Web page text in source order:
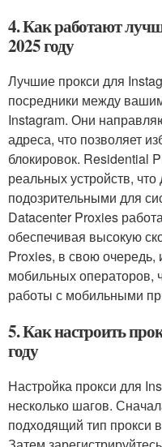
4. Как работают
2025 году
Лучшие прокси для
посредники между
Instagram. Они
адреса, что позволяет
блокировок. Residential
реальных устройств,
подозрительными для
Datacenter Proxies
обеспечивая высокую
Proxies, в свою очередь,
мобильных операторов,
работы с мобильными
5. Как настроить
году
Настройка прокси для
несколько шагов.
подходящий тип прокси